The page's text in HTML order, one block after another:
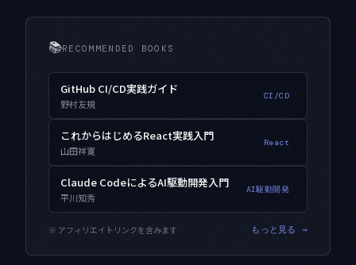
📚RECOMMENDED BOOKS
GitHub CI/CD実践ガイド
野村友規
CI/CD
これからはじめるReact実践入門
山田祥寛
React
Claude CodeによるAI駆動開発入門
平川知秀
AI駆動開発
※ アフィリエイトリンクを含みます もっと見る →